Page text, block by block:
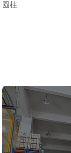
圆柱